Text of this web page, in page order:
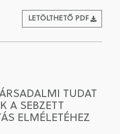
LETÖLTHETŐ PDF
TUDAT
A SEBZETT
ELMÉLETÉHEZ